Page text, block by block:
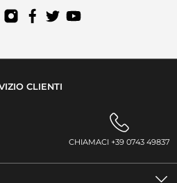
CLIENTI
CHIAMACI +39 0743 49837